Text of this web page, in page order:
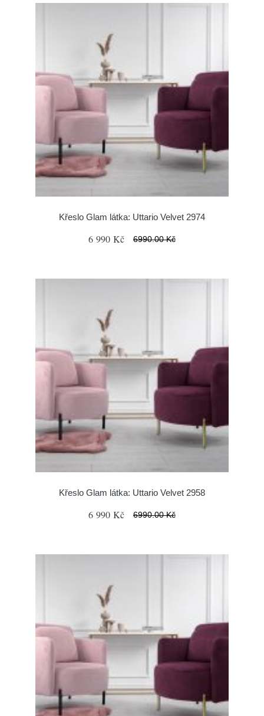
Křeslo Glam látka: Uttario Velvet 2974
6 990 Kč 6990.00 Kč
Křeslo Glam látka: Uttario Velvet 2958
6 990 Kč 6990.00 Kč